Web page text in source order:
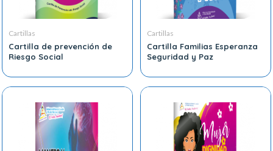
Cartillas
Cartilla de prevención de
Riesgo Social
Cartillas
Cartilla Familias Esperanza
Seguridad y Paz